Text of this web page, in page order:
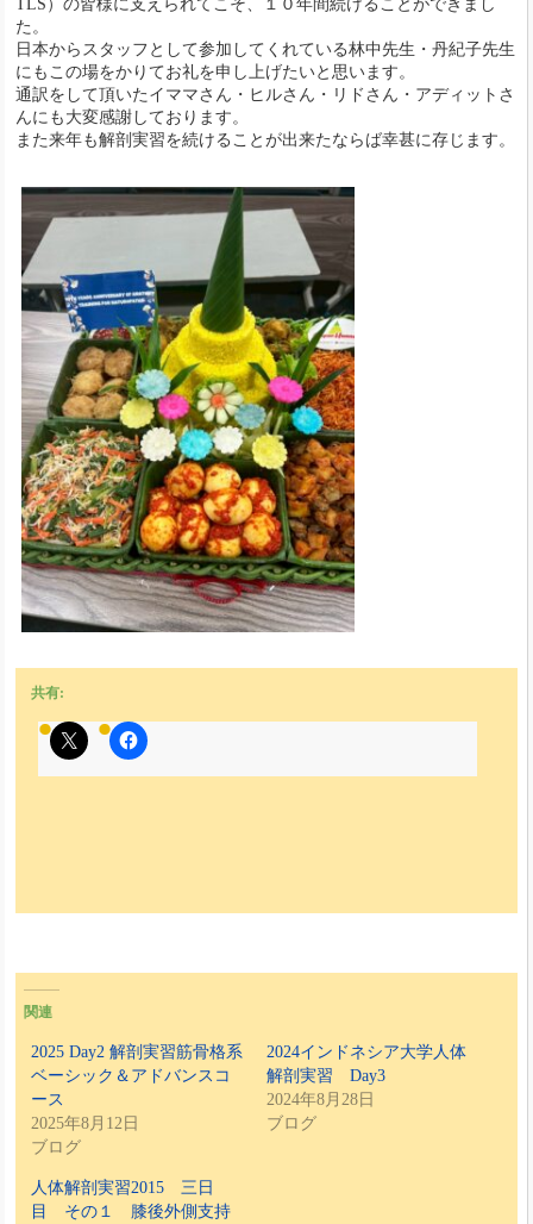
TLS）の皆様に支えられてこそ、１０年間続けることができまし
た。
日本からスタッフとして参加してくれている林中先生・丹紀子先生
にもこの場をかりてお礼を申し上げたいと思います。
通訳をして頂いたイママさん・ヒルさん・リドさん・アディットさ
んにも大変感謝しております。
また来年も解剖実習を続けることが出来たならば幸甚に存じます。
共有:
関連
2025 Day2 解剖実習筋骨格系
ベーシック＆アドバンスコ
ース
2025年8月12日
ブログ
2024インドネシア大学人体
解剖実習 Day3
2024年8月28日
ブログ
人体解剖実習2015 三日
目 その１ 膝後外側支持